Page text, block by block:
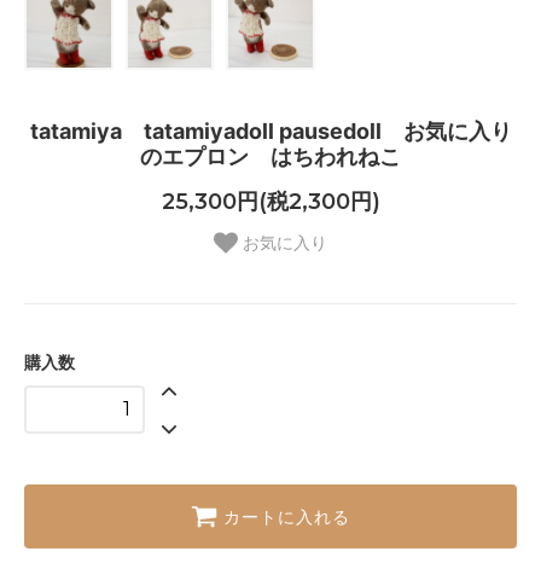
tatamiya tatamiyadoll pausedoll お気に入り
のエプロン はちわれねこ
25,300円(税2,300円)
お気に入り
購入数
カートに入れる